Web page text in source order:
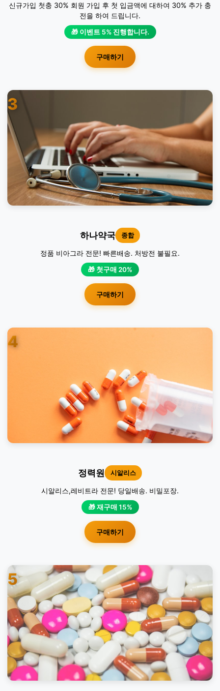
신규가입 첫충 30% 회원 가입 후 첫 입금액에 대하여 30% 추가 충
전을 하여 드립니다.
🎁 이벤트 5% 진행합니다.
구매하기
3
하나약국 종합
정품 비아그라 전문! 빠른배송. 처방전 불필요.
🎁 첫구매 20%
구매하기
4
정력원 시알리스
시알리스,레비트라 전문! 당일배송. 비밀포장.
🎁 재구매 15%
구매하기
5